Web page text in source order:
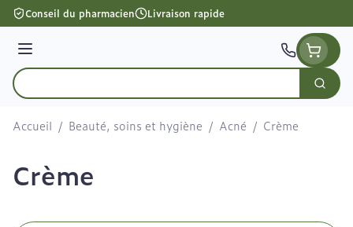
Aller au contenu
Conseil du pharmacien Livraison rapide
Menu
Rechercher
Accueil / Beauté, soins et hygiène / Acné / Crème
Crème